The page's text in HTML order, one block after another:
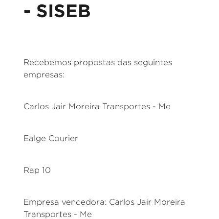
- SISEB
Recebemos propostas das seguintes
empresas:
Carlos Jair Moreira Transportes - Me
Ealge Courier
Rap 10
Empresa vencedora: Carlos Jair Moreira
Transportes - Me